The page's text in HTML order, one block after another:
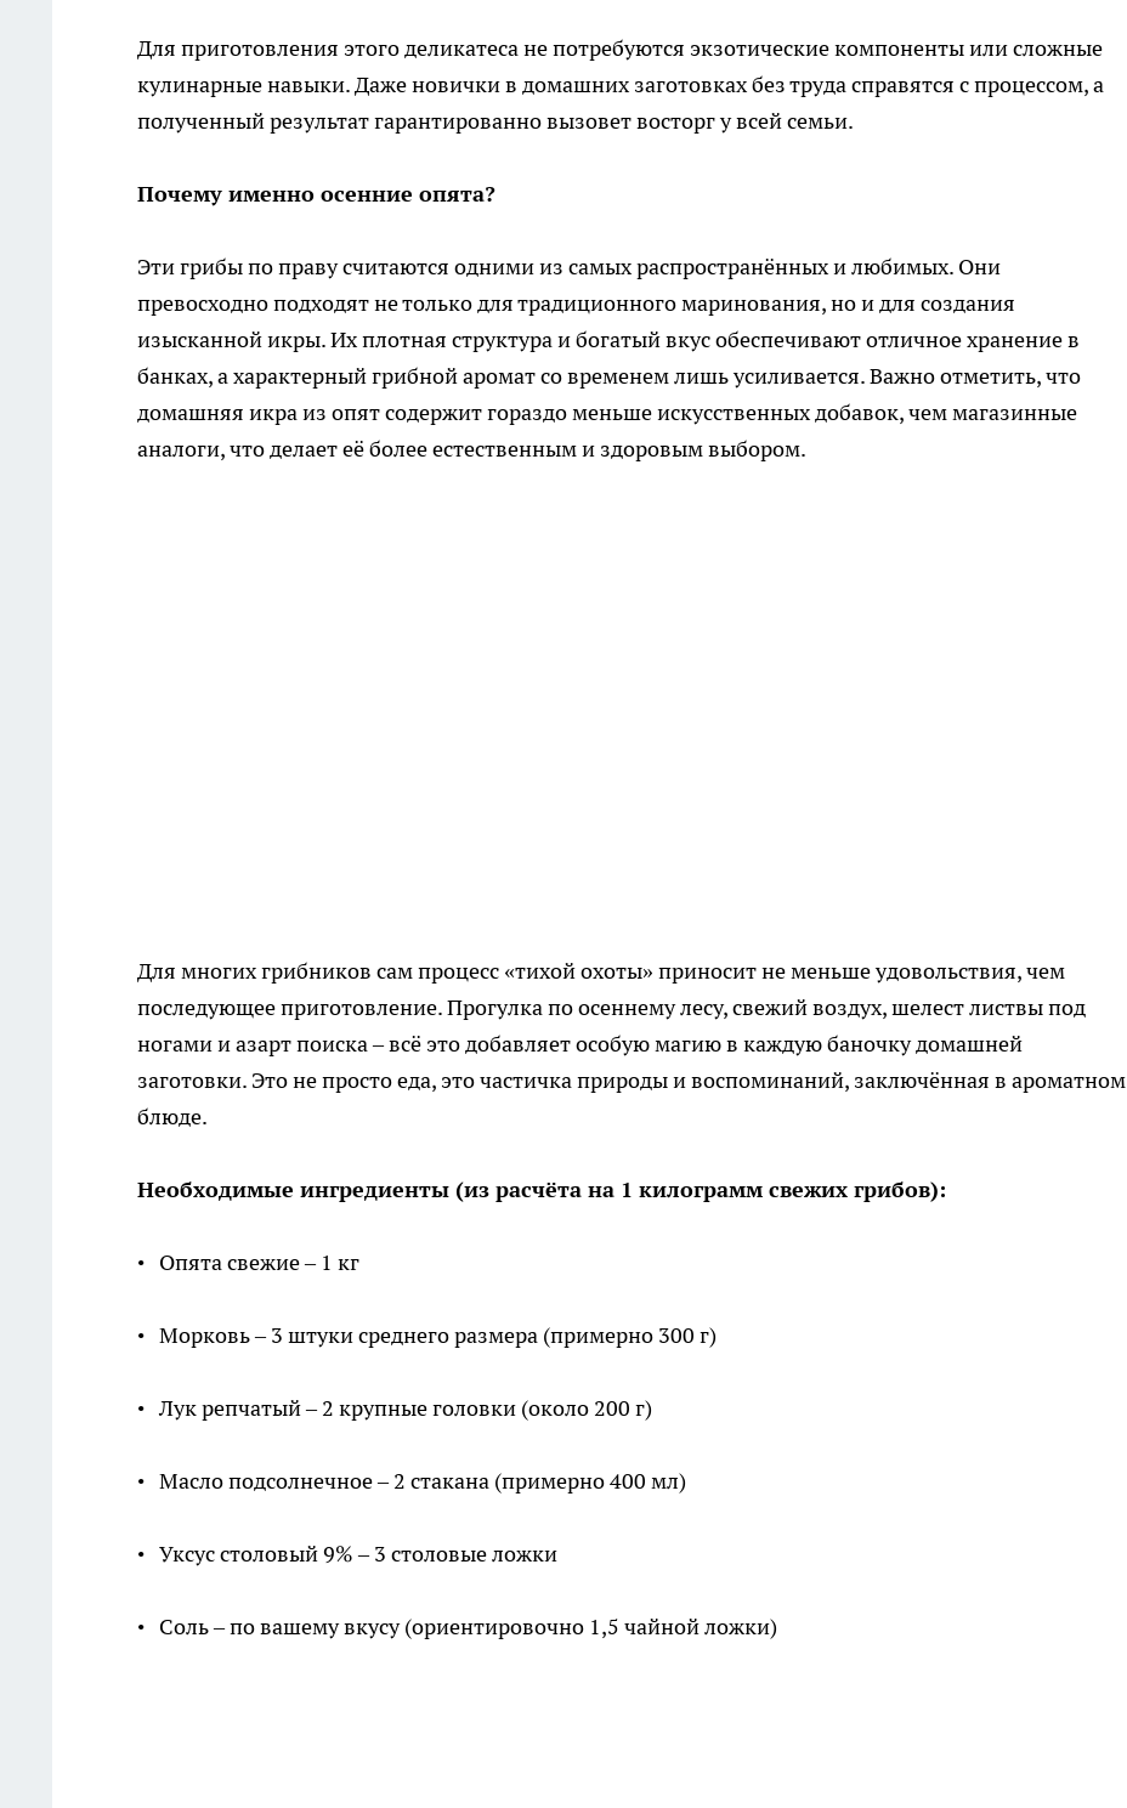
Для приготовления этого деликатеса не потребуются экзотические компоненты или сложные
кулинарные навыки. Даже новички в домашних заготовках без труда справятся с процессом, а
полученный результат гарантированно вызовет восторг у всей семьи.
Почему именно осенние опята?
Эти грибы по праву считаются одними из самых распространённых и любимых. Они
превосходно подходят не только для традиционного маринования, но и для создания
изысканной икры. Их плотная структура и богатый вкус обеспечивают отличное хранение в
банках, а характерный грибной аромат со временем лишь усиливается. Важно отметить, что
домашняя икра из опят содержит гораздо меньше искусственных добавок, чем магазинные
аналоги, что делает её более естественным и здоровым выбором.
Для многих грибников сам процесс «тихой охоты» приносит не меньше удовольствия, чем
последующее приготовление. Прогулка по осеннему лесу, свежий воздух, шелест листвы под
ногами и азарт поиска – всё это добавляет особую магию в каждую баночку домашней
заготовки. Это не просто еда, это частичка природы и воспоминаний, заключённая в ароматном
блюде.
Необходимые ингредиенты (из расчёта на 1 килограмм свежих грибов):
• Опята свежие – 1 кг
• Морковь – 3 штуки среднего размера (примерно 300 г)
• Лук репчатый – 2 крупные головки (около 200 г)
• Масло подсолнечное – 2 стакана (примерно 400 мл)
• Уксус столовый 9% – 3 столовые ложки
• Соль – по вашему вкусу (ориентировочно 1,5 чайной ложки)